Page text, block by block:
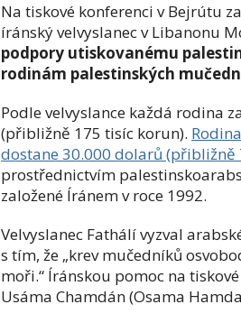
Na tiskové konferenci v Bejrútu
íránský velvyslanec v Libanonu
podpory utiskovanému
rodinám palestinských
Podle velvyslance každá rodina
(přibližně 175 tisíc korun).
dostane 30.000 dolarů (přibližně
prostřednictvím
založené Íránem v roce 1992.
Velvyslanec Fathálí vyzval
s tím, že „krev mučedníků
moři.“ Íránskou pomoc na
Usáma Chamdán (Osama